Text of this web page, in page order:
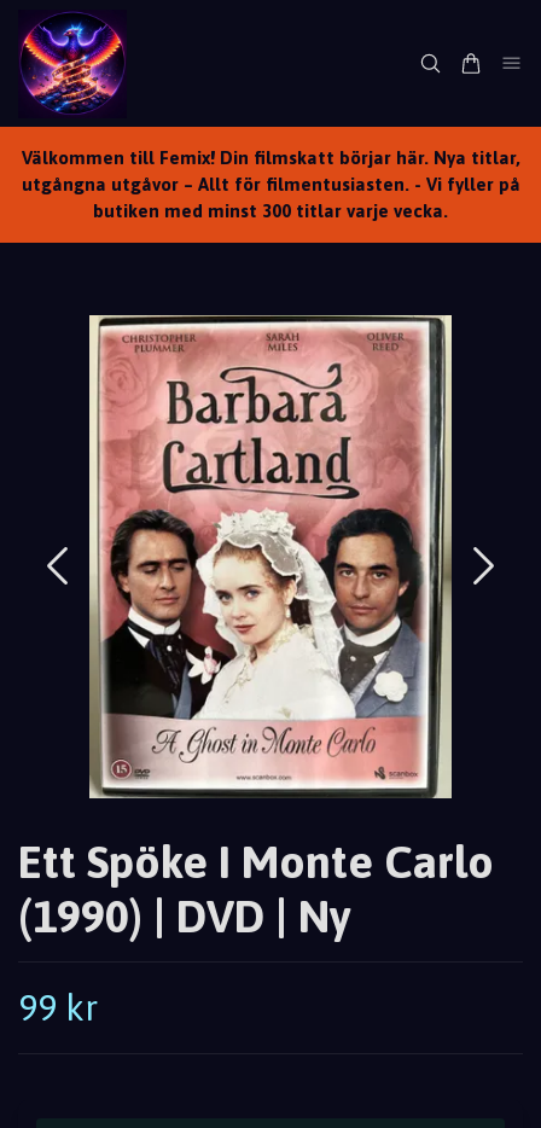
Välkommen till Femix! Din filmskatt börjar här. Nya titlar,
utgångna utgåvor – Allt för filmentusiasten. - Vi fyller på
butiken med minst 300 titlar varje vecka.
Ett Spöke I Monte Carlo
(1990) | DVD | Ny
99 kr